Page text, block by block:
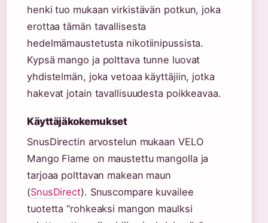
henki tuo mukaan virkistävän potkun, joka
erottaa tämän tavallisesta
hedelmämaustetusta nikotiinipussista.
Kypsä mango ja polttava tunne luovat
yhdistelmän, joka vetoaa käyttäjiin, jotka
hakevat jotain tavallisuudesta poikkeavaa.
Käyttäjäkokemukset
SnusDirectin arvostelun mukaan VELO
Mango Flame on maustettu mangolla ja
tarjoaa polttavan makean maun
(SnusDirect). Snuscompare kuvailee
tuotetta “rohkeaksi mangon maulksi